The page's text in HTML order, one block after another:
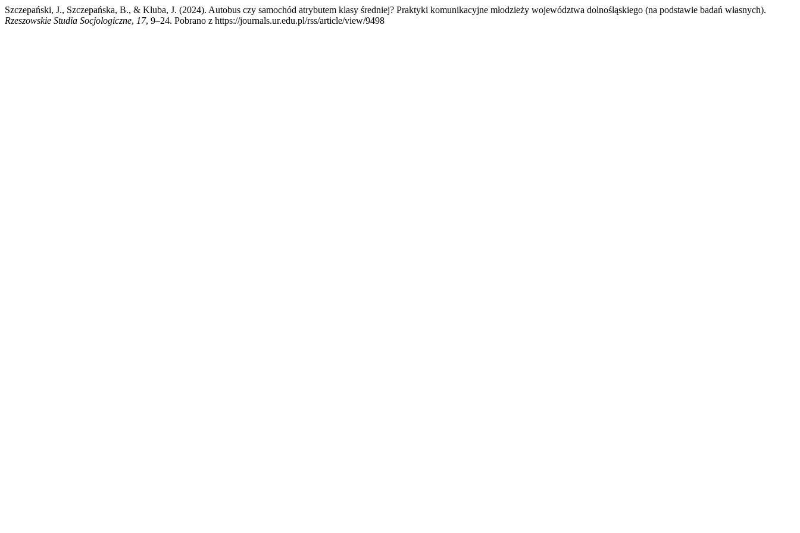
Szczepański, J., Szczepańska, B., & Kluba, J. (2024). Autobus czy samochód atrybutem klasy średniej? Praktyki komunikacyjne młodzieży województwa dolnośląskiego (na podstawie badań własnych).
Rzeszowskie Studia Socjologiczne, 17, 9–24. Pobrano z https://journals.ur.edu.pl/rss/article/view/9498